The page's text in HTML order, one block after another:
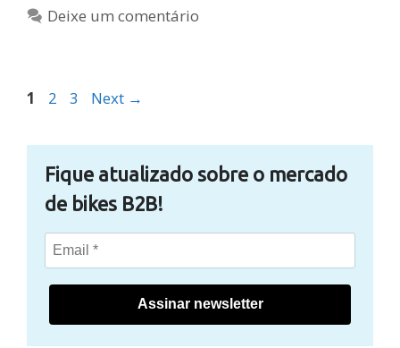
Deixe um comentário
Page
1 Page
2 Page
3 Next →
Fique atualizado sobre o mercado
de bikes B2B!
Assinar newsletter